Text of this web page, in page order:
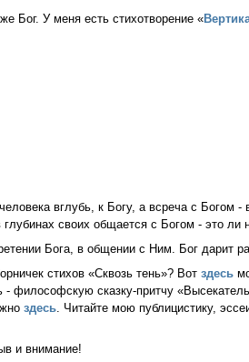
Бог. У меня есть стихотворение «
вглубь, к Богу, а всреча с Богом -
глубинах своих общается с Богом - это ли
Бога, в общении с Ним. Бог дарит
стихов «Сквозь тень»? Вот здесь
- философскую сказку-притчу
здесь. Читайте мою публицистику,
и внимание!